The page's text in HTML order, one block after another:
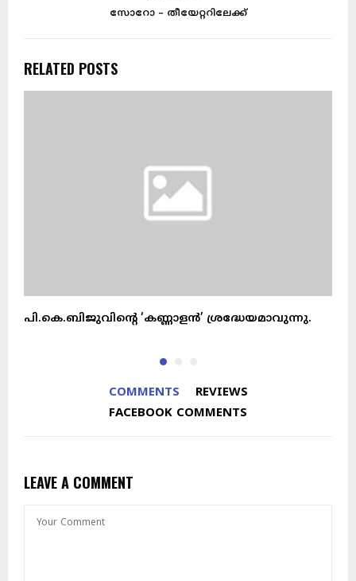
സോറോ – തീയേറ്ററിലേക്ക്
RELATED POSTS
പി.കെ.ബിജുവിന്റെ ‘കണ്ണാളൻ’ ശ്രദ്ധേയമാവുന്നു.
COMMENTS
REVIEWS
FACEBOOK COMMENTS
LEAVE A COMMENT